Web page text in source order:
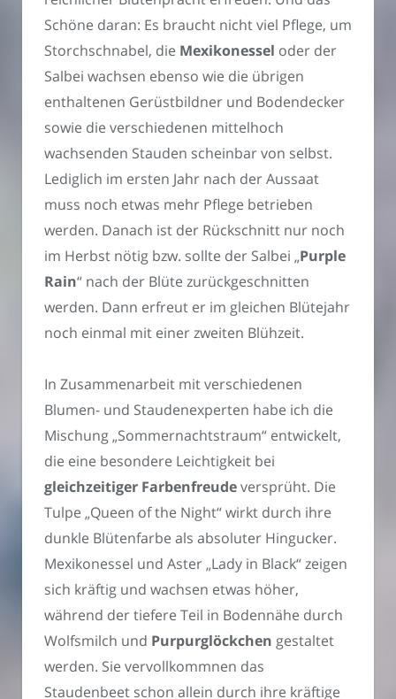
Schöne daran: Es braucht nicht viel Pflege, um
Storchschnabel, die Mexikonessel oder der
Salbei wachsen ebenso wie die übrigen
enthaltenen Gerüstbildner und Bodendecker
sowie die verschiedenen mittelhoch
wachsenden Stauden scheinbar von selbst.
Lediglich im ersten Jahr nach der Aussaat
muss noch etwas mehr Pflege betrieben
werden. Danach ist der Rückschnitt nur noch
im Herbst nötig bzw. sollte der Salbei „Purple
Rain“ nach der Blüte zurückgeschnitten
werden. Dann erfreut er im gleichen Blütejahr
noch einmal mit einer zweiten Blühzeit.
In Zusammenarbeit mit verschiedenen
Blumen- und Staudenexperten habe ich die
Mischung „Sommernachtstraum“ entwickelt,
die eine besondere Leichtigkeit bei
gleichzeitiger Farbenfreudeversprüht. Die
Tulpe „Queen of the Night“ wirkt durch ihre
dunkle Blütenfarbe als absoluter Hingucker.
Mexikonessel und Aster „Lady in Black“ zeigen
sich kräftig und wachsen etwas höher,
während der tiefere Teil in Bodennähe durch
Wolfsmilch und Purpurglöckchen gestaltet
werden. Sie vervollkommnen das
Staudenbeet schon allein durch ihre kräftige